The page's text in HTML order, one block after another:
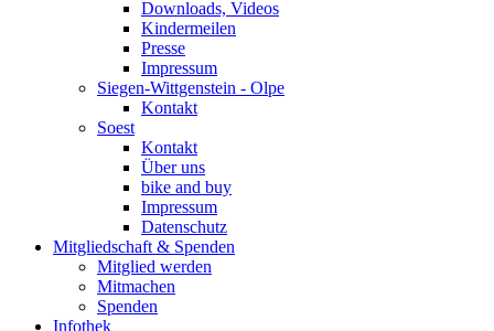
Downloads, Videos
Kindermeilen
Presse
Impressum
Siegen-Wittgenstein - Olpe
Kontakt
Soest
Kontakt
Über uns
bike and buy
Impressum
Datenschutz
Mitgliedschaft & Spenden
Mitglied werden
Mitmachen
Spenden
Infothek